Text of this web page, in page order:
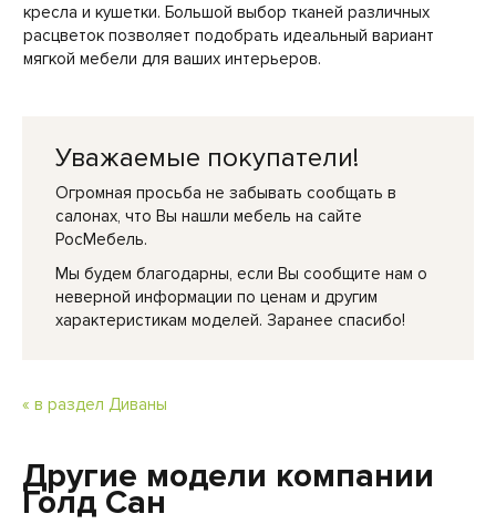
кресла и кушетки. Большой выбор тканей различных
расцветок позволяет подобрать идеальный вариант
мягкой мебели для ваших интерьеров.
Уважаемые покупатели!
Огромная просьба не забывать сообщать в
салонах, что Вы нашли мебель на сайте
РосМебель.
Мы будем благодарны, если Вы сообщите нам о
неверной информации по ценам и другим
характеристикам моделей. Заранее спасибо!
« в раздел Диваны
Другие модели компании
Голд Сан